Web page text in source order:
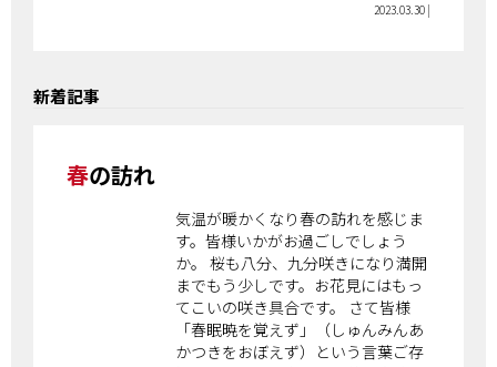
2023.03.30 |
新着記事
春の訪れ
気温が暖かくなり春の訪れを感じま
す。皆様いかがお過ごしでしょう
か。 桜も八分、九分咲きになり満開
までもう少しです。お花見にはもっ
てこいの咲き具合です。 さて皆様
「春眠暁を覚えず」（しゅんみんあ
かつきをおぼえず）という言葉ご存